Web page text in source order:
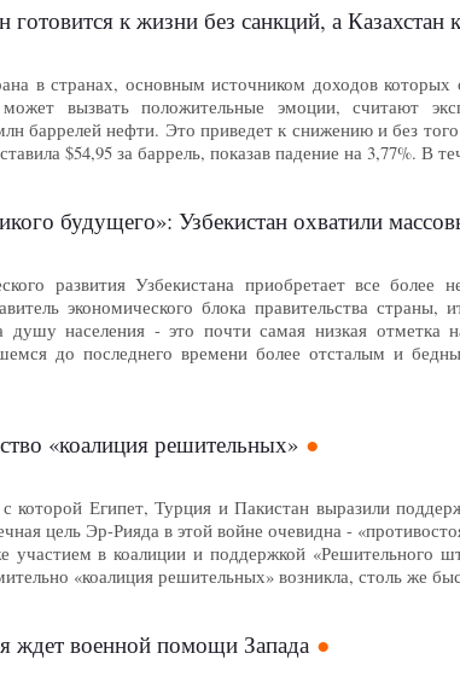
к жизни без санкций, а Казахстан
в странах, основным источником доходов которых
вызвать положительные эмоции, считают
баррелей нефти. Это приведет к снижению и без
$54,95 за баррель, показав падение на 3,77%. В
будущего»: Узбекистан охватили
развития Узбекистана приобретает все
экономического блока правительства
душу населения - это почти самая низкая отметка
до последнего времени более отсталым и
«коалиция решительных»
которой Египет, Турция и Пакистан выразили
цель Эр-Рияда в этой войне очевидна -
участием в коалиции и поддержкой «Решительного
«коалиция решительных» возникла, столь же
ждет военной помощи Запада